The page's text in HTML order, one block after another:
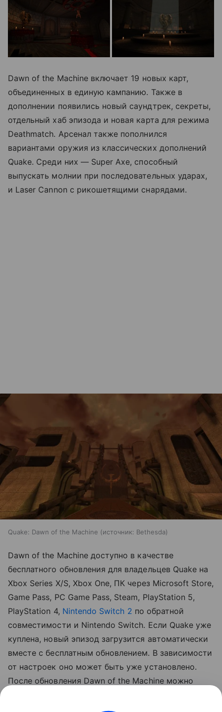
Dawn of the Machine включает 19 новых карт,
объединенных в единую кампанию. Также в
дополнении появились новый саундтрек, секреты,
отдельный хаб эпизода и новая карта для режима
Deathmatch. Арсенал также пополнился
вариантами оружия из классических дополнений
Quake. Среди них — Super Axe, способный
выпускать молнии при последовательных ударах,
и Laser Cannon с рикошетящими снарядами.
Quake: Dawn of the Machine источник: Bethesda
Dawn of the Machine доступно в качестве
бесплатного обновления для владельцев Quake на
Xbox Series X/S, Xbox One, ПК через Microsoft Store,
Game Pass, PC Game Pass, Steam, PlayStation 5,
PlayStation 4, Nintendo Switch 2 по обратной
совместимости и Nintendo Switch. Если Quake уже
куплена, новый эпизод загрузится автоматически
вместе с бесплатным обновлением. В зависимости
от настроек оно может быть уже установлено.
После обновления Dawn of the Machine можно
кооперативный мультиплеер.